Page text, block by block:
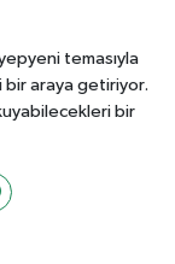
temasıyla
bir araya getiriyor.
bir